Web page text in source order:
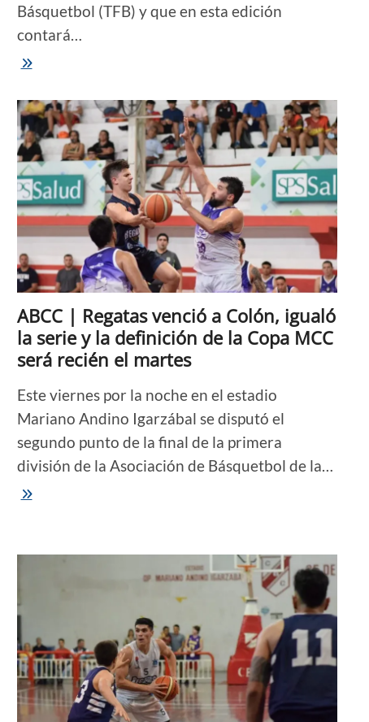
Básquetbol (TFB) y que en esta edición
contará…
Todo
el
comienzo
de
la
Liga
Federal,
con
nuevo
nombre
y
la
participación
de
tres
equipos
correntinos
ABCC | Regatas venció a Colón, igualó
la serie y la definición de la Copa MCC
será recién el martes
Este viernes por la noche en el estadio
Mariano Andino Igarzábal se disputó el
segundo punto de la final de la primera
división de la Asociación de Básquetbol de la…
ABCC
serie
la
definición
de
la
Copa